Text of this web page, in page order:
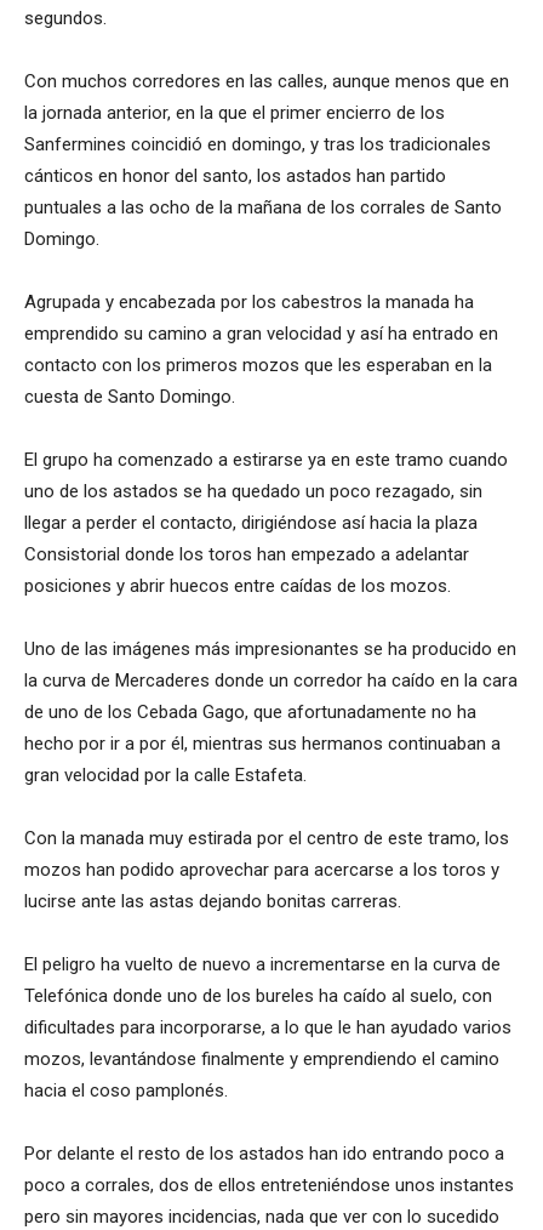
segundos.
Con muchos corredores en las calles, aunque menos que en
la jornada anterior, en la que el primer encierro de los
Sanfermines coincidió en domingo, y tras los tradicionales
cánticos en honor del santo, los astados han partido
puntuales a las ocho de la mañana de los corrales de Santo
Domingo.
Agrupada y encabezada por los cabestros la manada ha
emprendido su camino a gran velocidad y así ha entrado en
contacto con los primeros mozos que les esperaban en la
cuesta de Santo Domingo.
El grupo ha comenzado a estirarse ya en este tramo cuando
uno de los astados se ha quedado un poco rezagado, sin
llegar a perder el contacto, dirigiéndose así hacia la plaza
Consistorial donde los toros han empezado a adelantar
posiciones y abrir huecos entre caídas de los mozos.
Uno de las imágenes más impresionantes se ha producido en
la curva de Mercaderes donde un corredor ha caído en la cara
de uno de los Cebada Gago, que afortunadamente no ha
hecho por ir a por él, mientras sus hermanos continuaban a
gran velocidad por la calle Estafeta.
Con la manada muy estirada por el centro de este tramo, los
mozos han podido aprovechar para acercarse a los toros y
lucirse ante las astas dejando bonitas carreras.
El peligro ha vuelto de nuevo a incrementarse en la curva de
Telefónica donde uno de los bureles ha caído al suelo, con
dificultades para incorporarse, a lo que le han ayudado varios
mozos, levantándose finalmente y emprendiendo el camino
hacia el coso pamplonés.
Por delante el resto de los astados han ido entrando poco a
poco a corrales, dos de ellos entreteniéndose unos instantes
pero sin mayores incidencias, nada que ver con lo sucedido